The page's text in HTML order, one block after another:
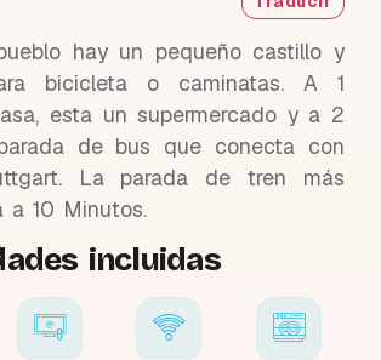
hay un pequeño castillo y
bicicleta o caminatas. A 1
esta un supermercado y a 2
de bus que conecta con
La parada de tren más
a 10 Minutos.
incluidas